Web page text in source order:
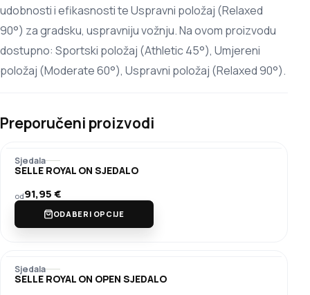
udobnosti i efikasnosti te Uspravni položaj (Relaxed
90°) za gradsku, uspravniju vožnju. Na ovom proizvodu
dostupno: Sportski položaj (Athletic 45°), Umjereni
položaj (Moderate 60°), Uspravni položaj (Relaxed 90°).
Preporučeni proizvodi
Sjedala
SELLE ROYAL ON SJEDALO
od91,95€
ODABERI OPCIJE
Sjedala
SELLE ROYAL ON OPEN SJEDALO